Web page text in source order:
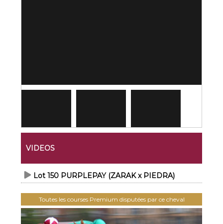
VIDEOS
Lot 150 PURPLEPAY (ZARAK x PIEDRA)
Toutes les courses Premium disputées par ce cheval